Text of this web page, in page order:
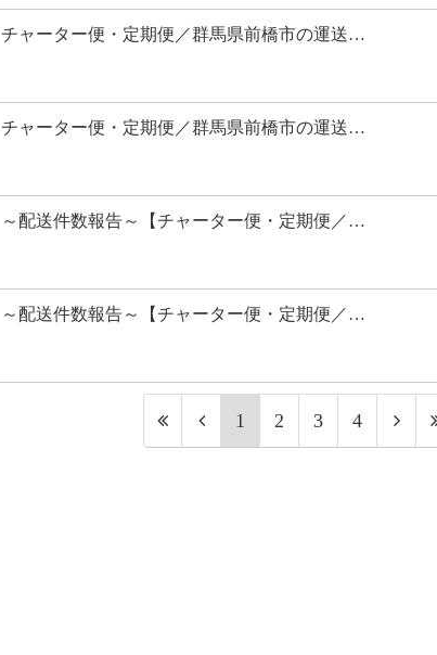
チャーター便・定期便／群馬県前橋市の運送…
チャーター便・定期便／群馬県前橋市の運送…
～配送件数報告～【チャーター便・定期便／…
～配送件数報告～【チャーター便・定期便／…
1 2 3 4